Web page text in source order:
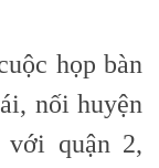
họp bàn
nối huyện
quận 2,